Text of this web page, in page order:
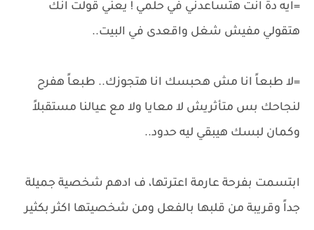
=ايه دة انت هتساعدني في حلمي ! يعني قولت انك
هتقولي مفيش شغل واقعدى في البيت..
=لا طبعاً انا مش هحبسك انا هتجوزك.. طبعاً هفرح
لنجاحك بس متأثريش لا معايا ولا مع عيالنا مستقبلاً
وكمان لبسك هيبقي ليه حدود..
ابتسمت بفرحة عارمة اعترتها، ف ادهم شخصية جميلة
جداً وقريبة من قلبها بالفعل ومن شخصيتها اكثر بكثير